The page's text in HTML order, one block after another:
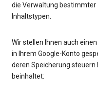
die Verwaltung bestimmter
Inhaltstypen.
Wir stellen Ihnen auch
in Ihrem Google-Konto
deren Speicherung steuern
beinhaltet: